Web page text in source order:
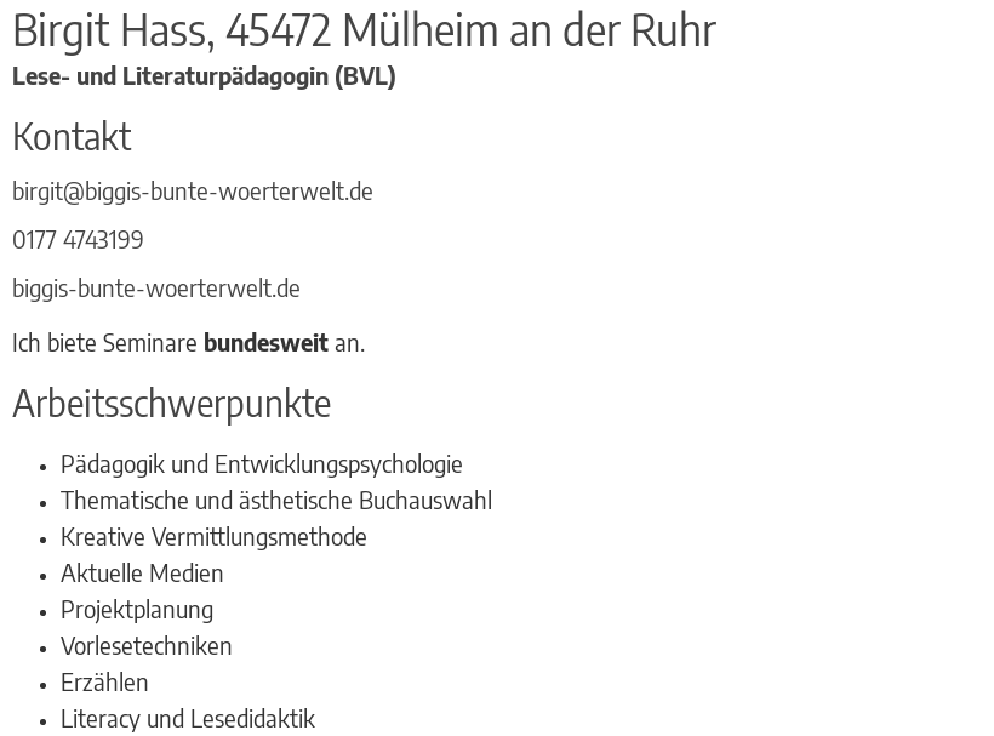
Birgit Hass, 45472 Mülheim an der Ruhr
Lese- und Literaturpädagogin (BVL)
Kontakt
birgit@biggis-bunte-woerterwelt.de
0177 4743199
biggis-bunte-woerterwelt.de
Ich biete Seminare bundesweit an.
Arbeitsschwerpunkte
Pädagogik und Entwicklungspsychologie
Thematische und ästhetische Buchauswahl
Kreative Vermittlungsmethode
Aktuelle Medien
Projektplanung
Vorlesetechniken
Erzählen
Literacy und Lesedidaktik